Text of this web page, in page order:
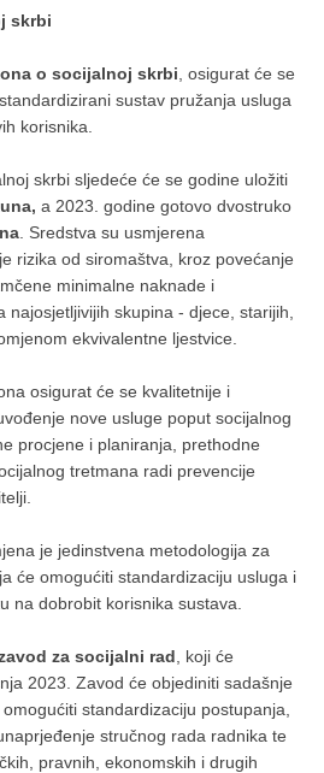
skrbi
o socijalnoj skrbi , osigurat će se
sustav pružanja usluga
korisnika.
skrbi sljedeće će se godine uložiti
a 2023. godine gotovo dvostruko
. Sredstva su usmjerena
rizika od siromaštva, kroz povećanje
minimalne naknade i
najosjetljivijih skupina - djece, starijih,
ekvivalentne ljestvice.
osigurat će se kvalitetnije i
nove usluge poput socijalnog
procjene i planiranja, prethodne
tretmana radi prevencije
je jedinstvena metodologija za
će omogućiti standardizaciju usluga i
na dobrobit korisnika sustava.
za socijalni rad , koji će
2023. Zavod će objediniti sadašnje
standardizaciju postupanja,
stručnog rada radnika te
pravnih, ekonomskih i drugih